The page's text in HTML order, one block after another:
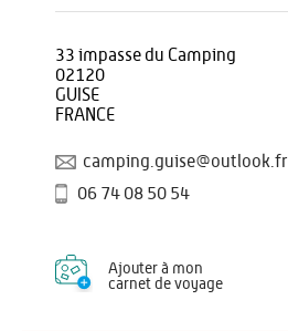
33 impasse du Camping
02120
GUISE
FRANCE
camping.guise@outlook.fr
06 74 08 50 54
Ajouter à mon
carnet de voyage